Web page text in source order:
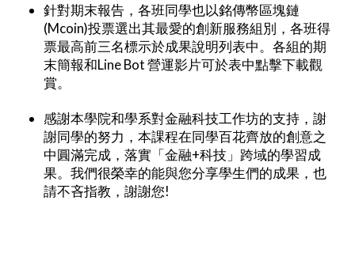
針對期末報告，各班同學也以銘傳幣區塊鏈
(Mcoin)投票選出其最愛的創新服務組別，各班得
票最高前三名標示於成果說明列表中。各組的期
末簡報和Line Bot 營運影片可於表中點擊下載觀
賞。
感謝本學院和學系對金融科技工作坊的支持，謝
謝同學的努力，本課程在同學百花齊放的創意之
中圓滿完成，落實「金融+科技」跨域的學習成
果。我們很榮幸的能與您分享學生們的成果，也
請不吝指教，謝謝您!